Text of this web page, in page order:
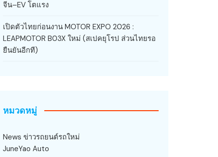
จีน–EV โตแรง
เปิดตัวไทยก่อนงาน MOTOR EXPO 2026 :
LEAPMOTOR B03X ใหม่ (สเปคยุโรป ส่วนไทยรอ
ยืนยันอีกที)
หมวดหมู่
News ข่าวรถยนต์รถใหม่
JuneYao Auto